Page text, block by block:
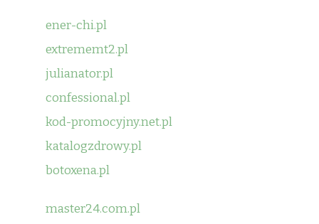
ener-chi.pl
extrememt2.pl
julianator.pl
confessional.pl
kod-promocyjny.net.pl
katalogzdrowy.pl
botoxena.pl
master24.com.pl